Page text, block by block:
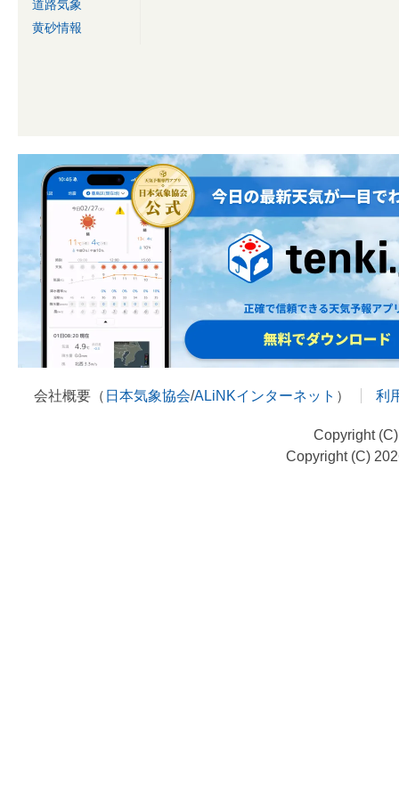
道路気象
黄砂情報
会社概要（ 日本気象協会/ALiNKインターネット ） 利
Copyright
Copyright (C)